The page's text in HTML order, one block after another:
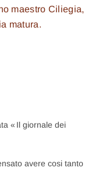
maestro Ciliegia,
matura.
« Il giornale dei
avere cosi tanto